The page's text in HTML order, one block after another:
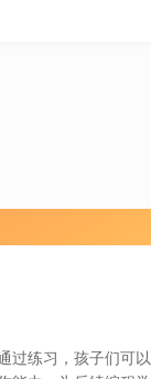
过练习，孩子们可以